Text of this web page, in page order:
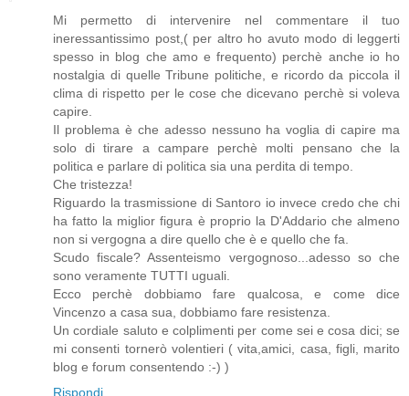
Mi permetto di intervenire nel commentare il tuo
ineressantissimo post,( per altro ho avuto modo di leggerti
spesso in blog che amo e frequento) perchè anche io ho
nostalgia di quelle Tribune politiche, e ricordo da piccola il
clima di rispetto per le cose che dicevano perchè si voleva
capire.
Il problema è che adesso nessuno ha voglia di capire ma
solo di tirare a campare perchè molti pensano che la
politica e parlare di politica sia una perdita di tempo.
Che tristezza!
Riguardo la trasmissione di Santoro io invece credo che chi
ha fatto la miglior figura è proprio la D'Addario che almeno
non si vergogna a dire quello che è e quello che fa.
Scudo fiscale? Assenteismo vergognoso...adesso so che
sono veramente TUTTI uguali.
Ecco perchè dobbiamo fare qualcosa, e come dice
Vincenzo a casa sua, dobbiamo fare resistenza.
Un cordiale saluto e colplimenti per come sei e cosa dici; se
mi consenti tornerò volentieri ( vita,amici, casa, figli, marito
blog e forum consentendo :-) )
Rispondi